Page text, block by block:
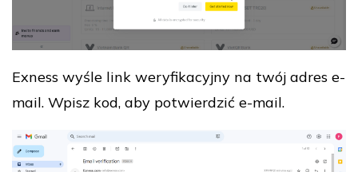
Exness wyśle link weryfikacyjny na twój adres e-
mail. Wpisz kod, aby potwierdzić e-mail.